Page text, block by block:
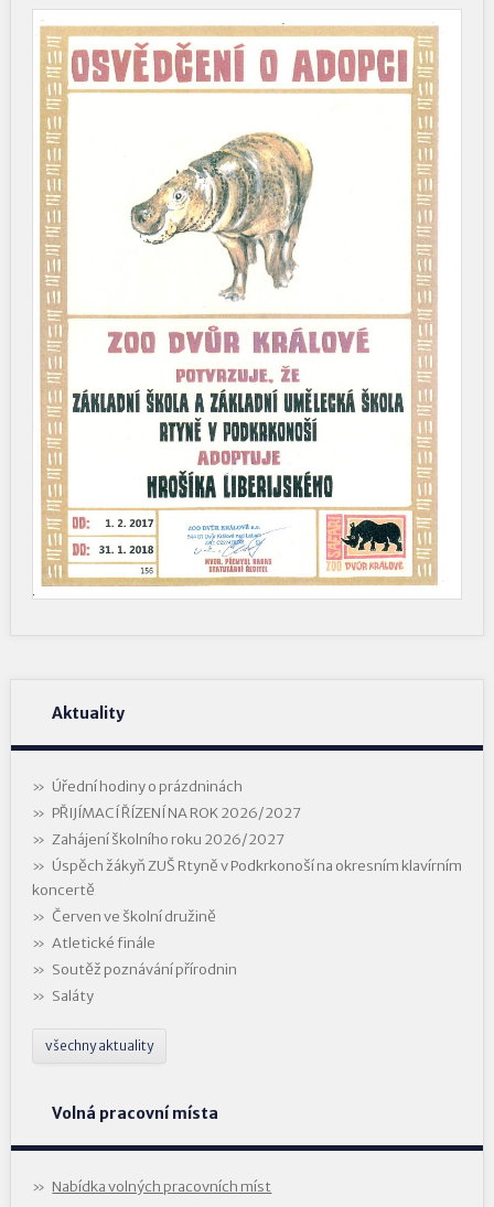
Aktuality
Úřední hodiny o prázdninách
PŘIJÍMACÍ ŘÍZENÍ NA ROK 2026/2027
Zahájení školního roku 2026/2027
Úspěch žákyň ZUŠ Rtyně v Podkrkonoší na okresním klavírním
koncertě
Červen ve školní družině
Atletické finále
Soutěž poznávání přírodnin
Saláty
všechny aktuality
Volná pracovní místa
Nabídka volných pracovních míst